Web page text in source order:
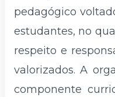
pedagógico
estudantes, no
respeito e
valorizados. A
componente